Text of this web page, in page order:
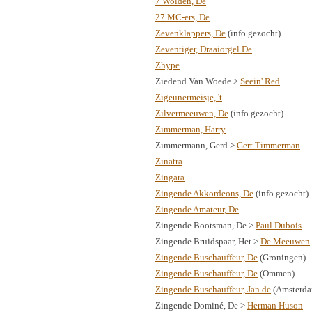
27 MC-ers, De
Zevenklappers, De (info gezocht)
Zeventiger, Draaiorgel De
Zhype
Ziedend Van Woede > Seein' Red
Zigeunermeisje, 't
Zilvermeeuwen, De (info gezocht)
Zimmerman, Harry
Zimmermann, Gerd > Gert Timmerman
Zinatra
Zingara
Zingende Akkordeons, De (info gezocht)
Zingende Amateur, De
Zingende Bootsman, De > Paul Dubois
Zingende Bruidspaar, Het > De Meeuwen
Zingende Buschauffeur, De (Groningen)
Zingende Buschauffeur, De (Ommen)
Zingende Buschauffeur, Jan de
Zingende Dominé, De > Herman Huson